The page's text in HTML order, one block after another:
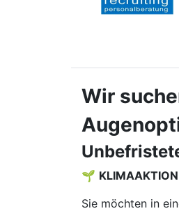
Wir
🌱
Sie möchten in